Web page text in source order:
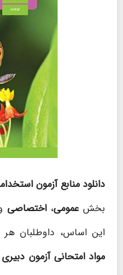
دانلود منابع آزمون
بخشعمومی،اختصاصی
این اساس، داوطلبان
مواد امتحانی آزمون دبیری